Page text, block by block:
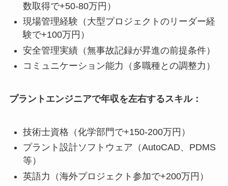
数取得で+50-80万円）
現場管理経験（大型プロジェクトのリーダー経
験で+100万円）
安全管理実績（無事故記録が昇進の前提条件）
コミュニケーション能力（多職種との調整力）
プラントエンジニアで年収を左右するスキル：
技術士資格（化学部門で+150-200万円）
プラント設計ソフトウェア（AutoCAD、PDMS
等）
英語力（海外プロジェクト参加で+200万円）